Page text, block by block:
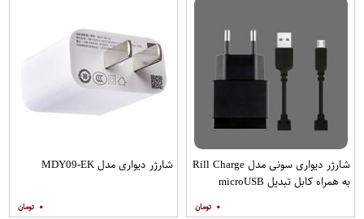
شارژر دیواری سونی مدل Rill Charge
به همراه کابل تبدیل microUSB
۰
شارژر دیواری مدل MDY09-EK
۰